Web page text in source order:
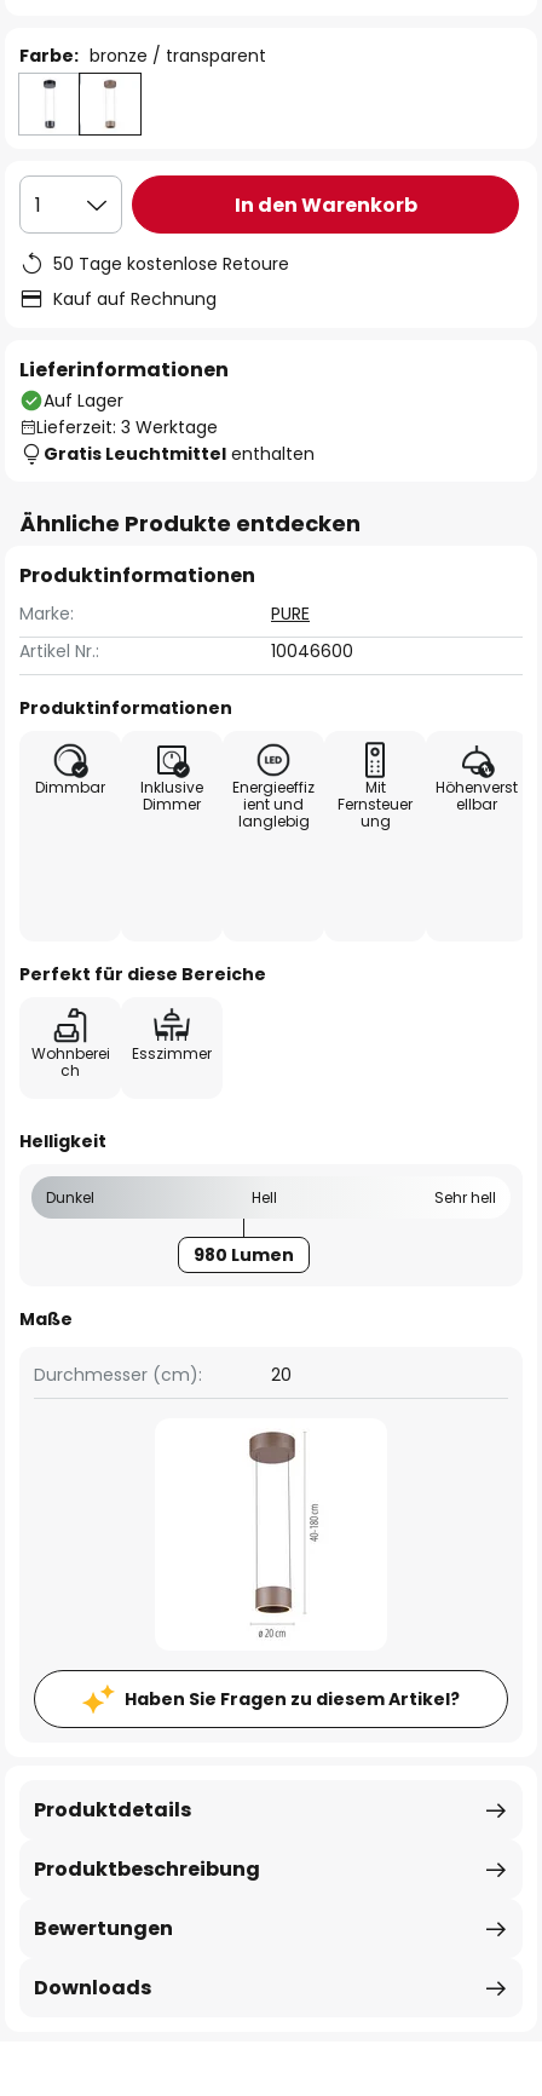
Farbe: bronze / transparent
1 In den Warenkorb
50 Tage kostenlose Retoure
Kauf auf Rechnung
Lieferinformationen
Auf Lager
Lieferzeit: 3 Werktage
Gratis Leuchtmittel enthalten
Ähnliche Produkte entdecken
Produktinformationen
Marke:
PURE
Artikel Nr.:
10046600
Produktinformationen
Dimmbar
Inklusive
Dimmer
Energieeffiz
ient und
langlebig
Mit
Fernsteuer
ung
Höhenverst
ellbar
Perfekt für diese Bereiche
Wohnberei
ch
Esszimmer
Helligkeit
Dunkel Hell Sehr hell
980 Lumen
Maße
Durchmesser (cm): 20
Haben Sie Fragen zu diesem Artikel?
Produktbeschreibung
Produktdetails
Bewertungen
Downloads